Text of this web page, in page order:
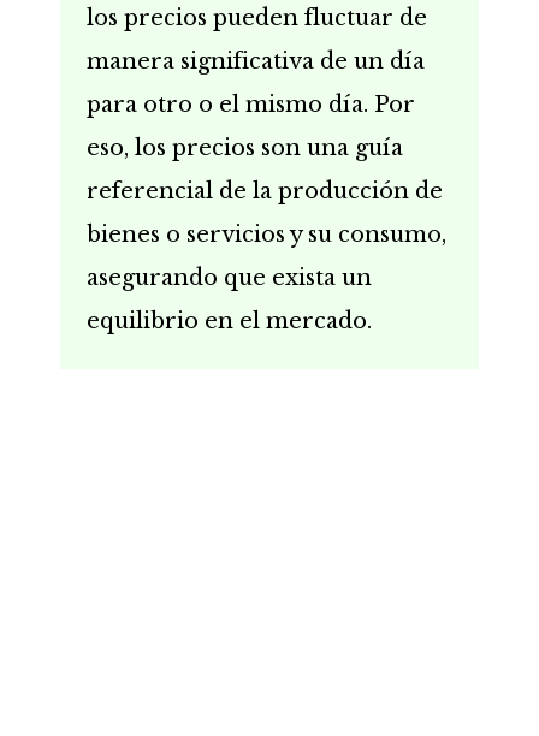
los precios pueden fluctuar de
manera significativa de un día
para otro o el mismo día. Por
eso, los precios son una guía
referencial de la producción de
bienes o servicios y su consumo,
asegurando que exista un
equilibrio en el mercado.